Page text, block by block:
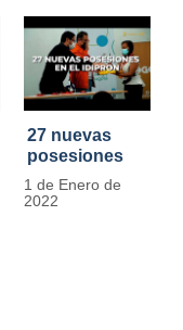
27 nuevas
posesiones
en el IDIPRON
1 de Enero de
2022